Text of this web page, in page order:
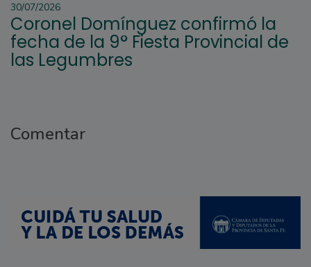
30/07/2026
Coronel Domínguez confirmó la
fecha de la 9° Fiesta Provincial de
las Legumbres
Comentar